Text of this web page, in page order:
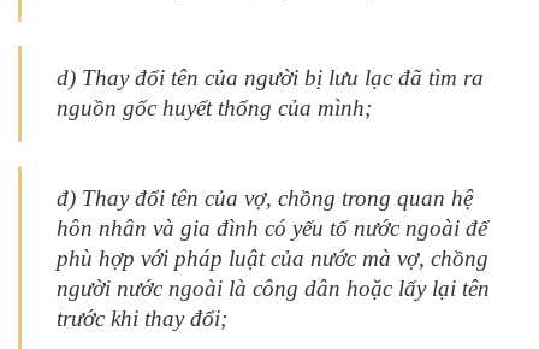
d) Thay đổi tên của người bị lưu lạc đã tìm ra
nguồn gốc huyết thống của mình;
đ) Thay đổi tên của vợ, chồng trong quan hệ
hôn nhân và gia đình có yếu tố nước ngoài để
phù hợp với pháp luật của nước mà vợ, chồng
người nước ngoài là công dân hoặc lấy lại tên
trước khi thay đổi;